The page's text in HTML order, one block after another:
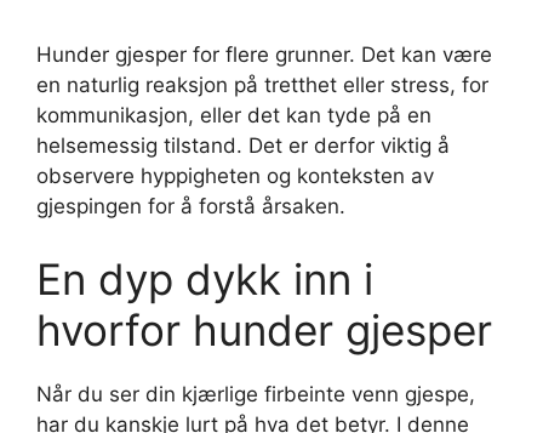
Hunder gjesper for flere grunner. Det kan være
en naturlig reaksjon på tretthet eller stress, for
kommunikasjon, eller det kan tyde på en
helsemessig tilstand. Det er derfor viktig å
observere hyppigheten og konteksten av
gjespingen for å forstå årsaken.
En dyp dykk inn i
hvorfor hunder gjesper
Når du ser din kjærlige firbeinte venn gjespe,
har du kanskje lurt på hva det betyr. I denne